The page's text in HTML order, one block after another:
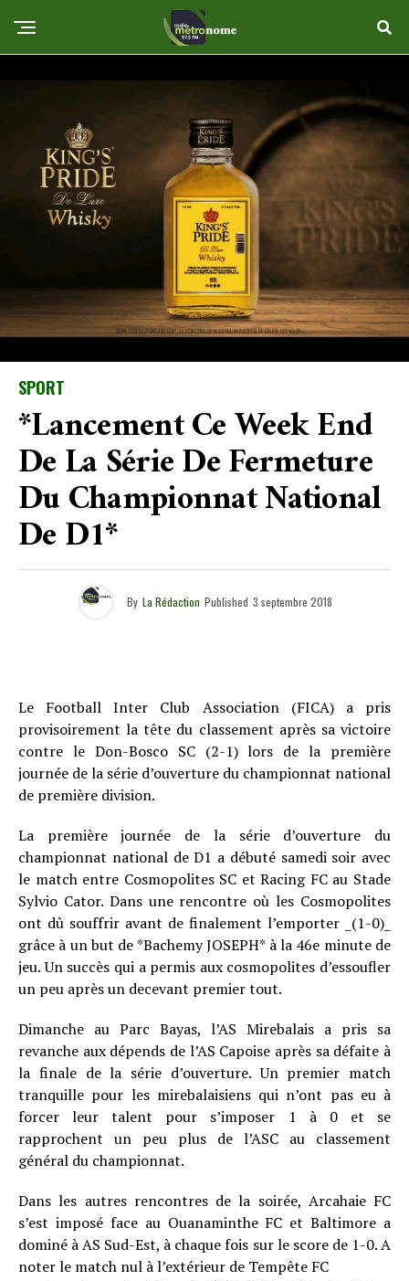
SPORT
*Lancement Ce Week End
De La Série De Fermeture
Du Championnat National
De D1*
By La Rédaction Published 3 septembre 2018
Le Football Inter Club Association (FICA) a pris
provisoirement la tête du classement après sa victoire
contre le Don-Bosco SC (2-1) lors de la première
journée de la série d’ouverture du championnat national
de première division.
La première journée de la série d’ouverture du
championnat national de D1 a débuté samedi soir avec
le match entre Cosmopolites SC et Racing FC au Stade
Sylvio Cator. Dans une rencontre où les Cosmopolites
ont dû souffrir avant de finalement l’emporter _(1-0)_
grâce à un but de *Bachemy JOSEPH* à la 46e minute de
jeu. Un succès qui a permis aux cosmopolites d’essoufler
un peu après un decevant premier tout.
Dimanche au Parc Bayas, l’AS Mirebalais a pris sa
revanche aux dépends de l’AS Capoise après sa défaite à
la finale de la série d’ouverture. Un premier match
tranquille pour les mirebalaisiens qui n’ont pas eu à
forcer leur talent pour s’imposer 1 à 0 et se
rapprochent un peu plus de l’ASC au classement
général du championnat.
Dans les autres rencontres de la soirée, Arcahaie FC
s’est imposé face au Ouanaminthe FC et Baltimore a
dominé à AS Sud-Est, à chaque fois sur le score de 1-0. A
noter le match nul à l’extérieur de Tempête FC